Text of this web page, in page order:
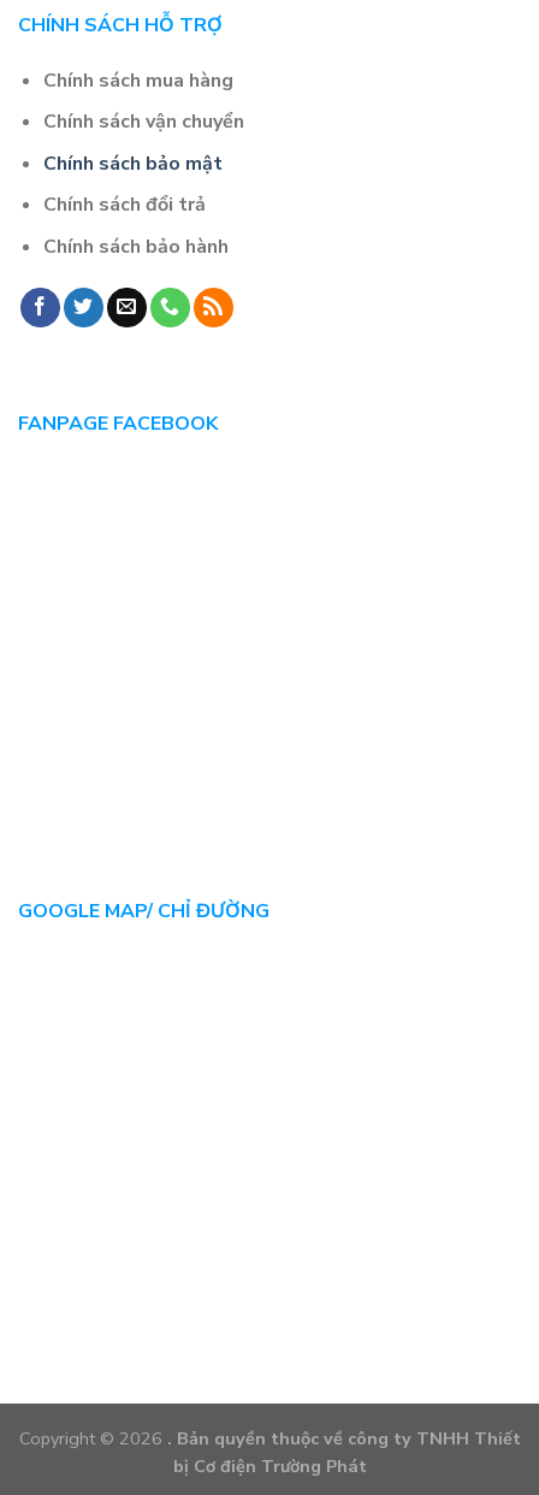
CHÍNH SÁCH HỖ TRỢ
Chính sách mua hàng
Chính sách vận chuyển
Chính sách bảo mật
Chính sách đổi trả
Chính sách bảo hành
FANPAGE FACEBOOK
GOOGLE MAP/ CHỈ ĐƯỜNG
Copyright © 2026 . Bản quyền thuộc về công ty TNHH Thiết
bị Cơ điện Trường Phát